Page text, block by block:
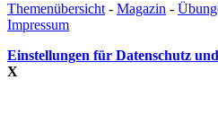
Themenübersicht - Magazin -
Impressum
Einstellungen für Datenschutz
X